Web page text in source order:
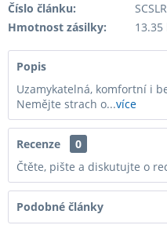
Číslo článku:
Hmotnost zásilky:
13.35
Popis
Uzamykatelná, komfortní i
Nemějte strach o...více
Recenze
0
Čtěte, pište a diskutujte o
Podobné články